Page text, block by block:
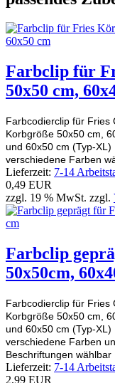
Farbclip für
50x50 cm,
Farbcodierclip für Fries
Korbgröße 50x50 cm,
und 60x50 cm (Typ-XL)
verschiedene Farben
Lieferzeit: 7-14
0,49 EUR
zzgl. 19 % MwSt. zzgl.
Farbclip
50x50cm,
Farbcodierclip für Fries
Korbgröße 50x50 cm,
und 60x50 cm (Typ-XL)
verschiedene Farben
Beschriftungen wählbar
Lieferzeit: 7-14
2,99 EUR